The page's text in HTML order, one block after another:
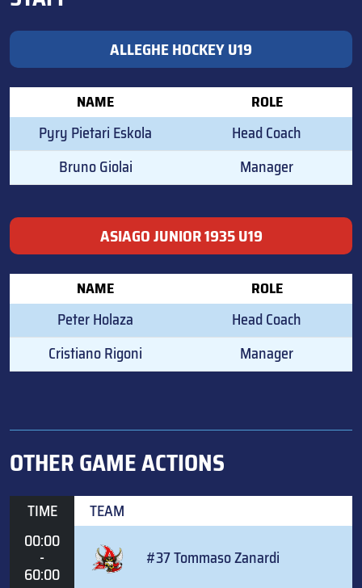
ALLEGHE HOCKEY U19
NAME ROLE
Pyry Pietari Eskola
Head Coach
Bruno Giolai
Manager
ASIAGO JUNIOR 1935 U19
NAME ROLE
Peter Holaza
Head Coach
Cristiano Rigoni
Manager
OTHER GAME ACTIONS
TIME
TEAM
00:00
-
60:00
#37 Tommaso Zanardi